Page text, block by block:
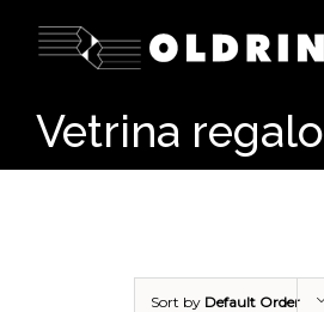
Vetrina regalo
Sort by Default Order